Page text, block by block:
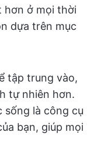
hơn ở mọi thời
dựa trên mục
tập trung vào,
tự nhiên hơn.
sống là công cụ
bạn, giúp mọi